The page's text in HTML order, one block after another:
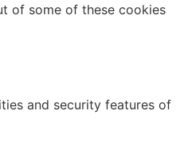
of some of these cookies
and security features of